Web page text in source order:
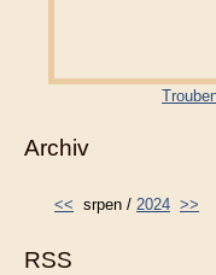
Archiv
<< srpen / 2024 >>
RSS